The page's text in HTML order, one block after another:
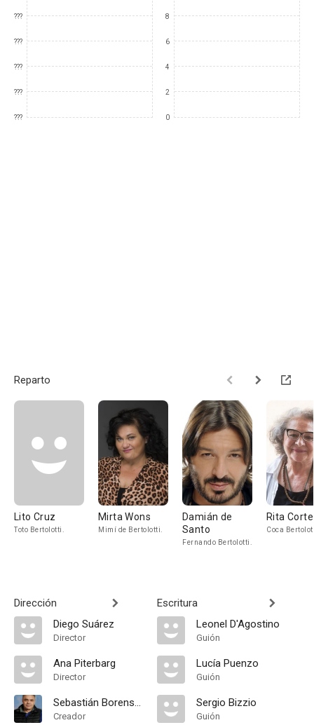
???
???
???
???
???
8
6
4
2
0
Reparto
Lito Cruz
Toto Bertolotti.
Mirta Wons
Mimí de Bertolotti.
Damián de
Santo
Fernando Bertolotti.
Rita
Coca
Dirección
Diego Suárez
Director
Ana Piterbarg
Director
Sebastián Borensztein
Creador
Escritura
Leonel D'Agostino
Guión
Lucía Puenzo
Guión
Sergio Bizzio
Guión